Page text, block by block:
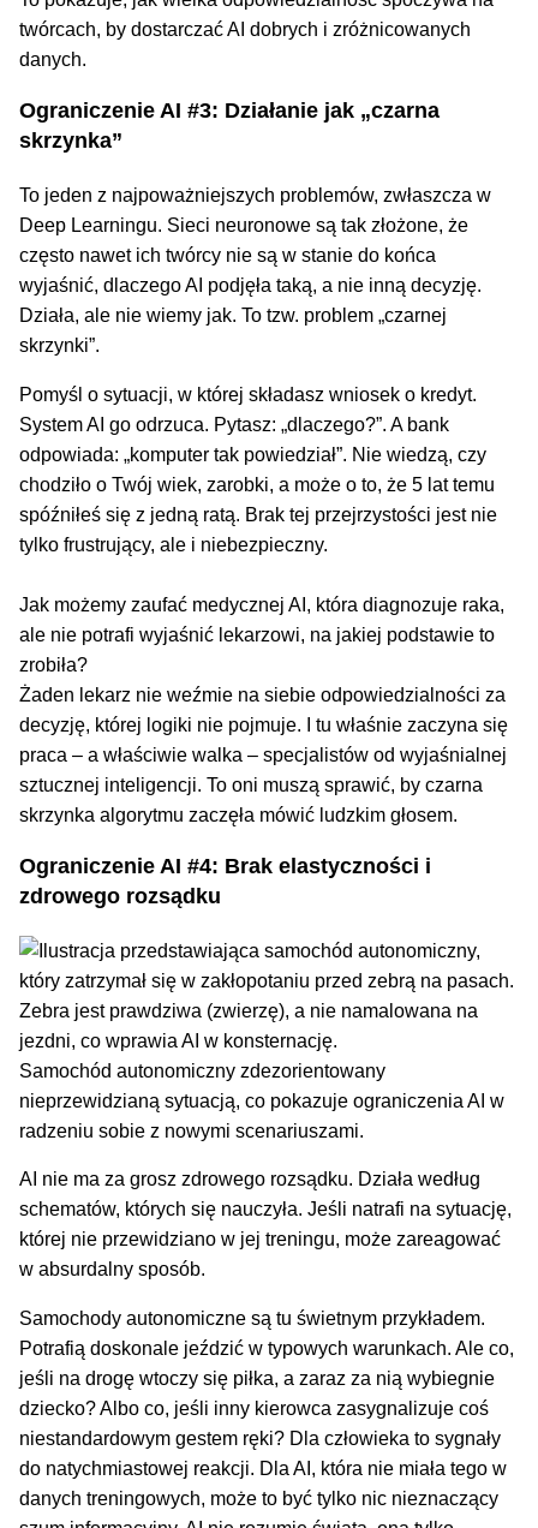
twórcach, by dostarczać AI dobrych i zróżnicowanych
danych.
Ograniczenie AI #3: Działanie jak „czarna
skrzynka”
To jeden z najpoważniejszych problemów, zwłaszcza w
Deep Learningu. Sieci neuronowe są tak złożone, że
często nawet ich twórcy nie są w stanie do końca
wyjaśnić, dlaczego AI podjęła taką, a nie inną decyzję.
Działa, ale nie wiemy jak. To tzw. problem „czarnej
skrzynki”.
Pomyśl o sytuacji, w której składasz wniosek o kredyt.
System AI go odrzuca. Pytasz: „dlaczego?”. A bank
odpowiada: „komputer tak powiedział”. Nie wiedzą, czy
chodziło o Twój wiek, zarobki, a może o to, że 5 lat temu
spóźniłeś się z jedną ratą. Brak tej przejrzystości jest nie
tylko frustrujący, ale i niebezpieczny.
Jak możemy zaufać medycznej AI, która diagnozuje raka,
ale nie potrafi wyjaśnić lekarzowi, na jakiej podstawie to
zrobiła?
Żaden lekarz nie weźmie na siebie odpowiedzialności za
decyzję, której logiki nie pojmuje. I tu właśnie zaczyna się
praca – a właściwie walka – specjalistów od wyjaśnialnej
sztucznej inteligencji. To oni muszą sprawić, by czarna
skrzynka algorytmu zaczęła mówić ludzkim głosem.
Ograniczenie AI #4: Brak elastyczności i
zdrowego rozsądku
Samochód autonomiczny zdezorientowany
nieprzewidzianą sytuacją, co pokazuje ograniczenia AI w
radzeniu sobie z nowymi scenariuszami.
AI nie ma za grosz zdrowego rozsądku. Działa według
schematów, których się nauczyła. Jeśli natrafi na sytuację,
której nie przewidziano w jej treningu, może zareagować
w absurdalny sposób.
Samochody autonomiczne są tu świetnym przykładem.
Potrafią doskonale jeździć w typowych warunkach. Ale co,
jeśli na drogę wtoczy się piłka, a zaraz za nią wybiegnie
dziecko? Albo co, jeśli inny kierowca zasygnalizuje coś
niestandardowym gestem ręki? Dla człowieka to sygnały
do natychmiastowej reakcji. Dla AI, która nie miała tego w
danych treningowych, może to być tylko nic nieznaczący